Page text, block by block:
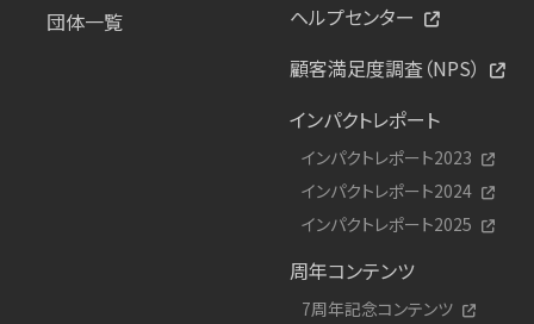
団体一覧
ヘルプセンター
顧客満足度調査（NPS）
インパクトレポート
インパクトレポート2023
インパクトレポート2024
インパクトレポート2025
周年コンテンツ
7周年記念コンテンツ